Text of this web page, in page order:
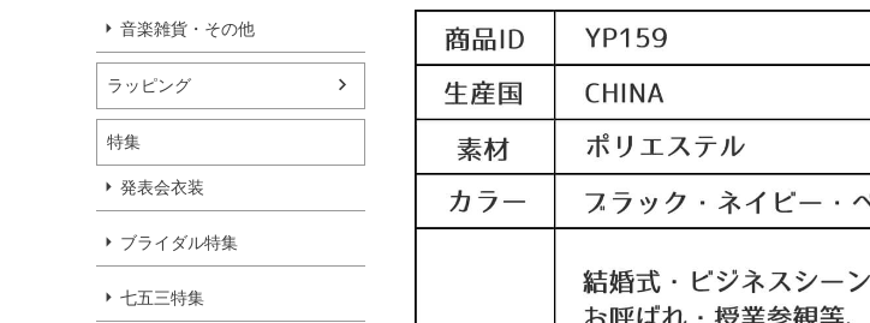
音楽雑貨・その他
ラッピング
特集
発表会衣装
ブライダル特集
七五三特集